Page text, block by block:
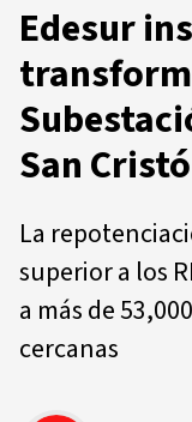
Edesur
San
La
superior a los
a más de
cercanas